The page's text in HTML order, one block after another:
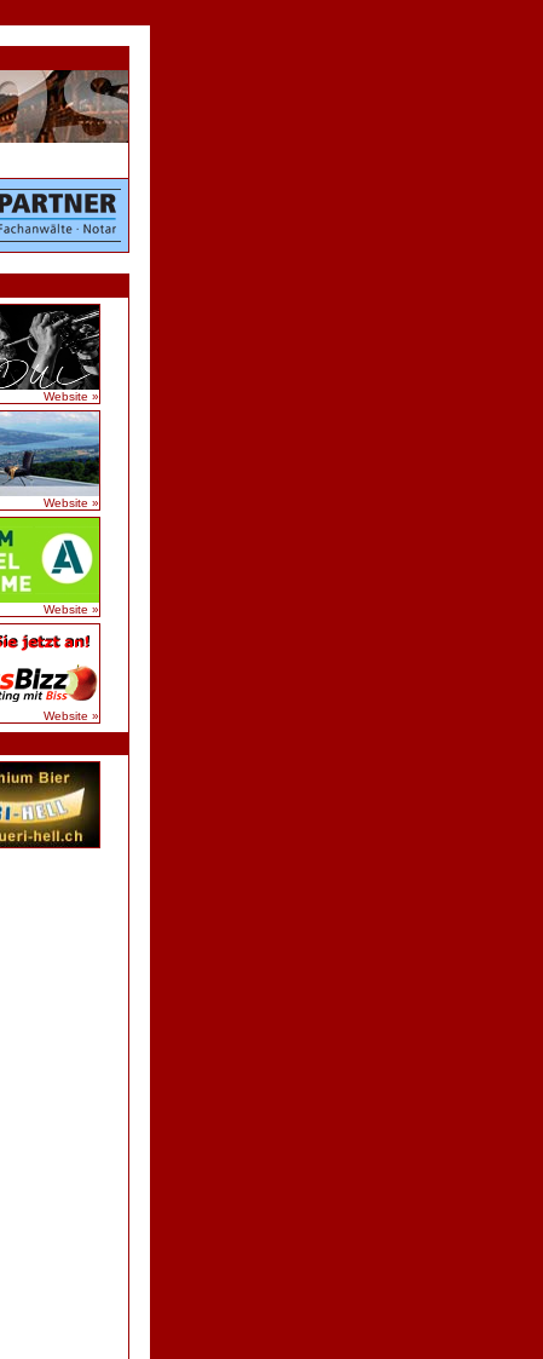
Website »
Website »
Website »
Website »